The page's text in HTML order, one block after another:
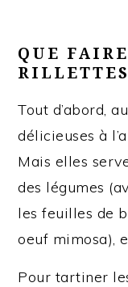
QUE
Tout d’abord,
délicieuses à
Mais elles
des légumes
les feuilles de
oeuf mimosa),
Pour tartiner